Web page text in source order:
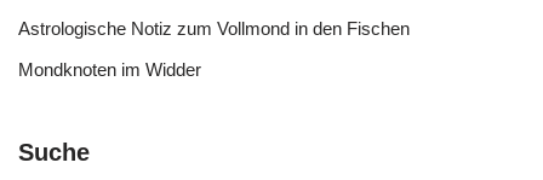
Astrologische Notiz zum Vollmond in den Fischen
Mondknoten im Widder
Suche